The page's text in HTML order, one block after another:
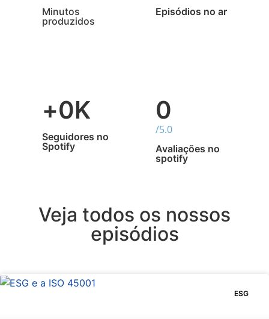
Minutos
produzidos
Episódios no ar
+0K
Seguidores no
Spotify
0
/5.0
Avaliações no
spotify
Veja todos os nossos
episódios
ESG